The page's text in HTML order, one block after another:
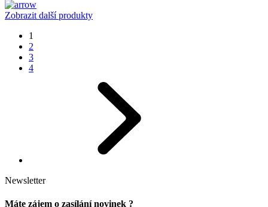
Zobrazit další produkty
1
2
3
4
Newsletter
Máte zájem o zasílání novinek ?